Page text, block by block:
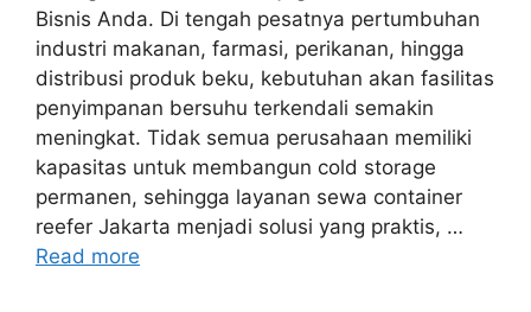
Bisnis Anda. Di tengah pesatnya pertumbuhan
industri makanan, farmasi, perikanan, hingga
distribusi produk beku, kebutuhan akan fasilitas
penyimpanan bersuhu terkendali semakin
meningkat. Tidak semua perusahaan memiliki
kapasitas untuk membangun cold storage
permanen, sehingga layanan sewa container
reefer Jakarta menjadi solusi yang praktis, …
Read more